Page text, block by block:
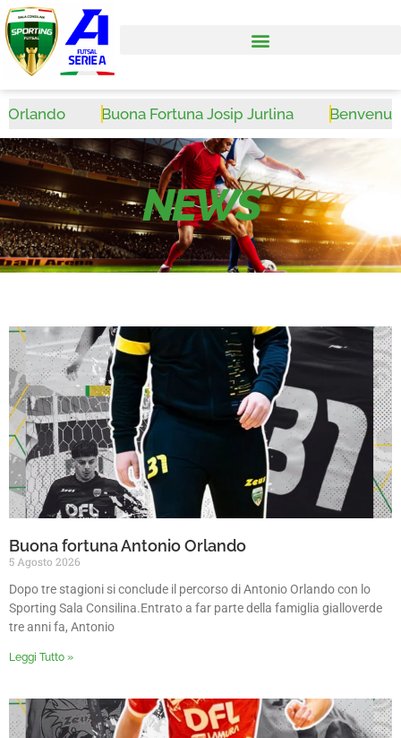
Buona Fortuna Josip Jurlina Benvenuto
NEWS
Buona fortuna Antonio Orlando
5 Agosto 2026
Dopo tre stagioni si conclude il percorso di Antonio Orlando con lo
Sporting Sala Consilina.Entrato a far parte della famiglia gialloverde
tre anni fa, Antonio
Leggi Tutto »